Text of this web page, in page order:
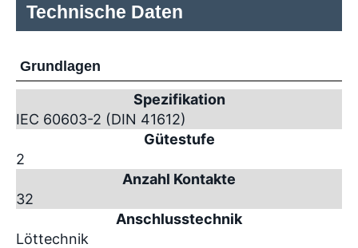
Technische Daten
Grundlagen
Spezifikation
IEC 60603-2 (DIN 41612)
Gütestufe
2
Anzahl Kontakte
32
Anschlusstechnik
Löttechnik